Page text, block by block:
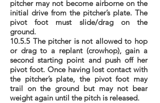
pitcher may not become airborne on the
initial drive from the pitcher’s plate. The
pivot foot must slide/drag on the
ground.
10.5.5 The pitcher is not allowed to hop
or drag to a replant (crowhop), gain a
second starting point and push off her
pivot foot. Once having lost contact with
the pitcher’s plate, the pivot foot may
trail on the ground but may not bear
weight again until the pitch is released.